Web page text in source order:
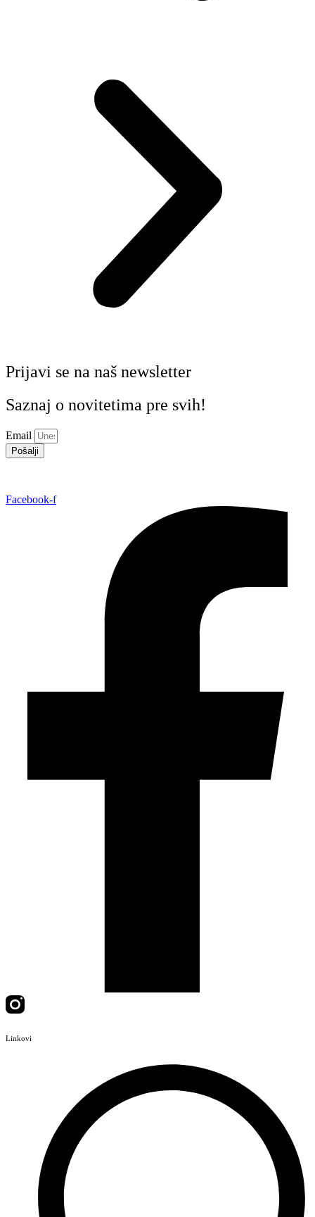
Prijavi se na naš newsletter
Saznaj o novitetima pre svih!
Email
Pošalji
Facebook-f
Linkovi